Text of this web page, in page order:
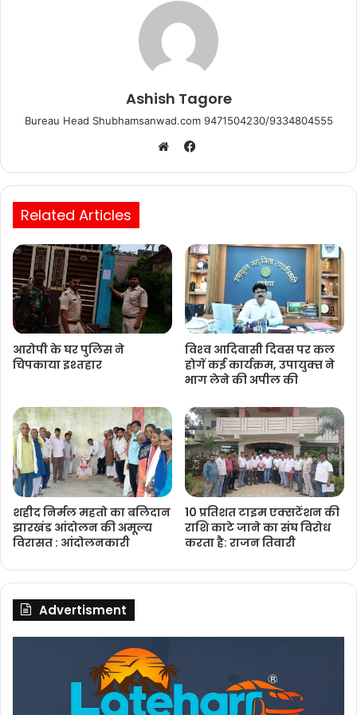
Ashish Tagore
Bureau Head Shubhamsanwad.com 9471504230/9334804555
Facebook
Related Articles
आरोपी के घर पुलिस ने
चिपकाया इश्तहार
विश्‍व आदिवासी दिवस पर कल
होगें कई कार्यक्रम, उपायुक्‍त ने
भाग लेने की अपील की
शहीद निर्मल महतो का बलिदान
झारखंड आंदोलन की अमूल्य
विरासत : आंदोलनकारी
10 प्रतिशत टाइम एक्सटेंशन की
राशि काटे जाने का संघ विरोध
करता है: राजन तिवारी
Advertisment